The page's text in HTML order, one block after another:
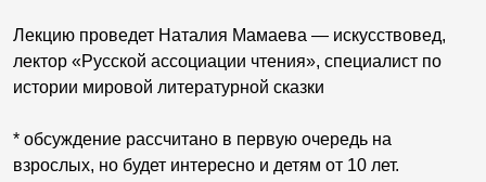
Лекцию проведет Наталия Мамаева — искусствовед,
лектор «Русской ассоциации чтения», специалист по
истории мировой литературной сказки
* обсуждение рассчитано в первую очередь на
взрослых, но будет интересно и детям от 10 лет.